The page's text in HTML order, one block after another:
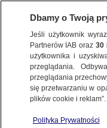
SZCZECIN
Dbamy o Twoją
Jeśli użytkownik
Partnerów IAB oraz30
użytkownika i
przeglądania.
przeglądania
się przetwarzaniu w
plików cookie i reklam”.
Polityka Prywatności